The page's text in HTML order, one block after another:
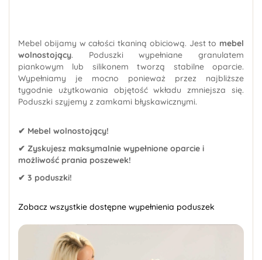
Mebel obijamy w całości tkaniną obiciową. Jest to mebel
wolnostojący. Poduszki wypełniane granulatem
piankowym lub silikonem tworzą stabilne oparcie.
Wypełniamy je mocno ponieważ przez najbliższe
tygodnie użytkowania objętość wkładu zmniejsza się.
Poduszki szyjemy z zamkami błyskawicznymi.
✔ Mebel wolnostojący!
✔ Zyskujesz maksymalnie wypełnione oparcie i
możliwość prania poszewek!
✔ 3 poduszki!
Zobacz wszystkie dostępne wypełnienia poduszek